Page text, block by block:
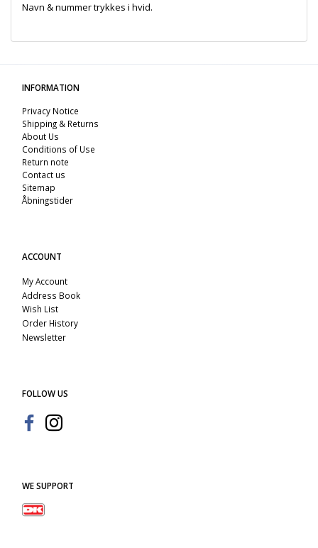
Navn & nummer trykkes i hvid.
INFORMATION
Privacy Notice
Shipping & Returns
About Us
Conditions of Use
Return note
Contact us
Sitemap
Åbningstider
ACCOUNT
My Account
Address Book
Wish List
Order History
Newsletter
FOLLOW US
WE SUPPORT